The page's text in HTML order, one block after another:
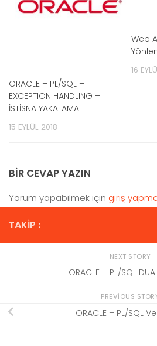
ORACLE – PL/SQL –
EXCEPTION HANDLING –
İSTİSNA YAKALAMA
15 EYLÜL 2018
Web
16
BIR CEVAP YAZIN
Yorum yapabilmek için giriş
TAKIP :
NEXT STORY
ORACLE – PL/SQL
PREVIOUS
ORACLE – PL/SQL